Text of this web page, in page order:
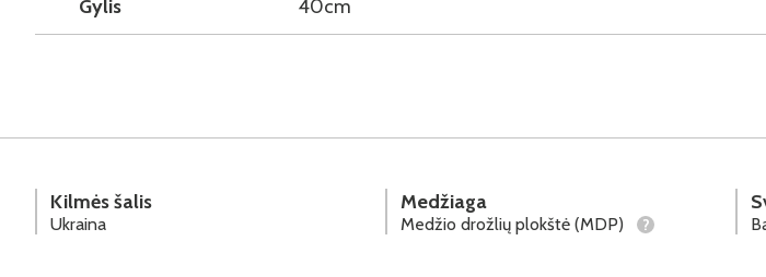
Gylis 40cm
Kilmės šalis
Ukraina
Medžiaga
Medžio drožlių plokštė (MDP) ?